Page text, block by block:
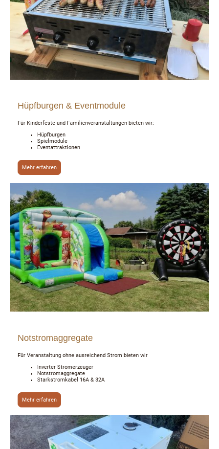
Hüpfburgen & Eventmodule
Für Kinderfeste und Familienveranstaltungen bieten wir:
Hüpfburgen
Spielmodule
Eventattraktionen
Mehr erfahren
Notstromaggregate
Für Veranstaltung ohne ausreichend Strom bieten wir
Inverter Stromerzeuger
Notstromaggregate
Starkstromkabel 16A & 32A
Mehr erfahren